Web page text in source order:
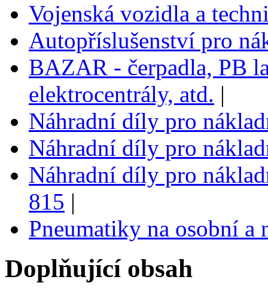
Vojenská vozidla a
Autopříslušenství pro
BAZAR - čerpadla, PB
elektrocentrály, atd. |
Náhradní díly pro
Náhradní díly pro
Náhradní díly pro
815 |
Pneumatiky na osobní
Doplňující obsah